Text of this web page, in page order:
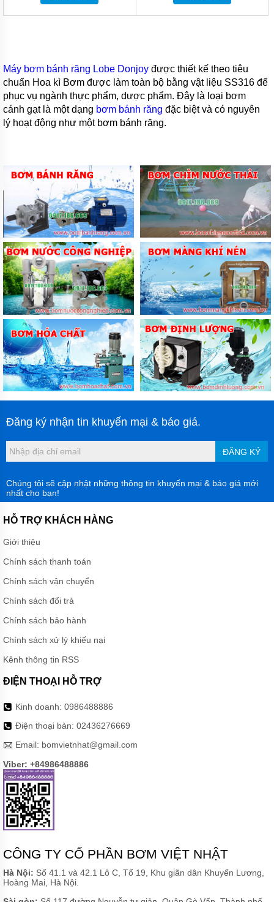
Máy bơm bánh răng Lobe Donjoy được thiết kế theo tiêu
chuẩn Hoa kì Bơm được làm toàn bộ bằng vật liệu SS316 để
phục vụ ngành thực phẩm, dược phẩm. Đây là loại bơm
cánh gạt là một dạng bơm bánh răng đặc biệt và có nguyên
lý hoạt động như một bơm bánh răng.
Đăng ký nhận tin khuyến mại & báo giá.
ĐĂNG KÝ
Chúng tôi sẽ cập nhật những thông tin khuyến mại & báo giá mới
nhất cho bạn!
HỖ TRỢ KHÁCH HÀNG
Giới thiệu
Chính sách thanh toán
Chính sách vận chuyển
Chính sách đổi trả
Chính sách bảo hành
Chính sách xử lý khiếu nại
Kênh thông tin RSS
ĐIỆN THOẠI HỖ TRỢ
Kinh doanh: 0986488886
Điện thoại bàn: 02436276669
Email: bomvietnhat@gmail.com
Viber: +84986488886
CÔNG TY CỔ PHẦN BƠM VIỆT NHẬT
Hà Nội: Số 41.1 và 42.1 Lô C, Tổ 19, Khu giãn dân Khuyến Lương,
Hoàng Mai, Hà Nội.